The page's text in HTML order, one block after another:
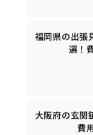
福岡県の出張
選！
大阪府の玄関
費